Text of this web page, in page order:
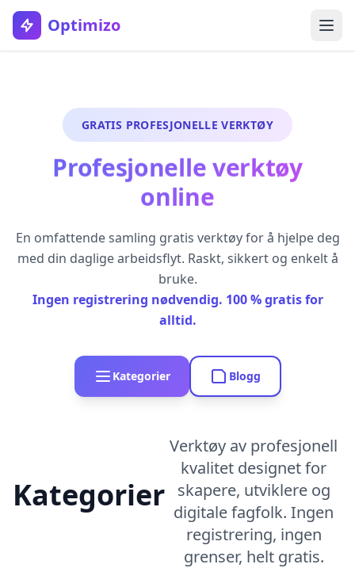
Optimizo
GRATIS PROFESJONELLE VERKTØY
Profesjonelle verktøy
online
En omfattende samling gratis verktøy for å hjelpe deg
med din daglige arbeidsflyt. Raskt, sikkert og enkelt å
bruke.
Ingen registrering nødvendig. 100 % gratis for
alltid.
Kategorier Blogg
Kategorier
Verktøy av profesjonell
kvalitet designet for
skapere, utviklere og
digitale fagfolk. Ingen
registrering, ingen
grenser, helt gratis.